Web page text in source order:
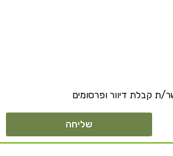
ת קבלת דיוור ופרסומים
שליחה